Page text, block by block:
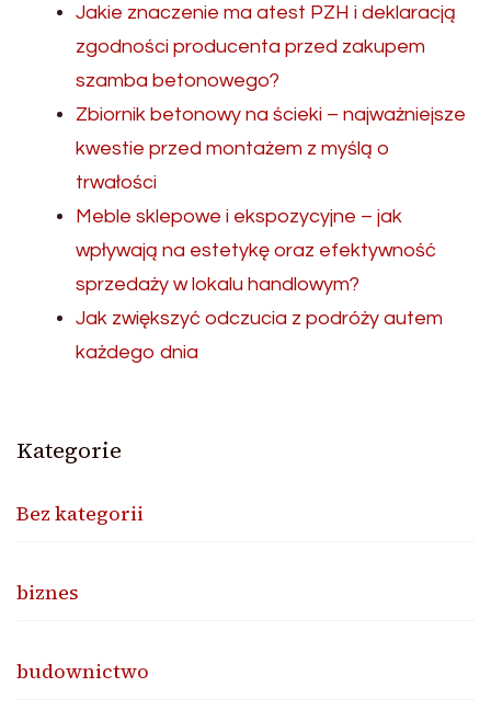
Jakie znaczenie ma atest PZH i deklaracją
zgodności producenta przed zakupem
szamba betonowego?
Zbiornik betonowy na ścieki – najważniejsze
kwestie przed montażem z myślą o
trwałości
Meble sklepowe i ekspozycyjne – jak
wpływają na estetykę oraz efektywność
sprzedaży w lokalu handlowym?
Jak zwiększyć odczucia z podróży autem
każdego dnia
Kategorie
Bez kategorii
biznes
budownictwo